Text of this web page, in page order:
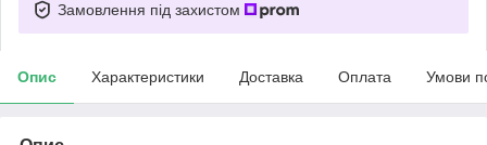
Замовлення під захистом
Опис Характеристики Доставка Оплата Умови